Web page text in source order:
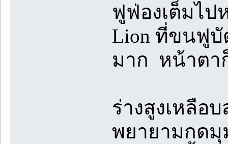
ฟูฟ่องเต็มไ
Lion ที่ขนฟูบั
มาก หน้าตา
ร่างสูงเหลือ
พยายามกดมุ